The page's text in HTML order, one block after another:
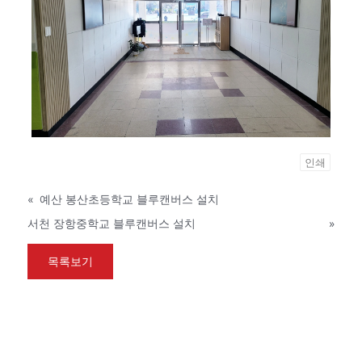
인쇄
« 예산 봉산초등학교 블루캔버스 설치
서천 장항중학교 블루캔버스 설치
»
목록보기